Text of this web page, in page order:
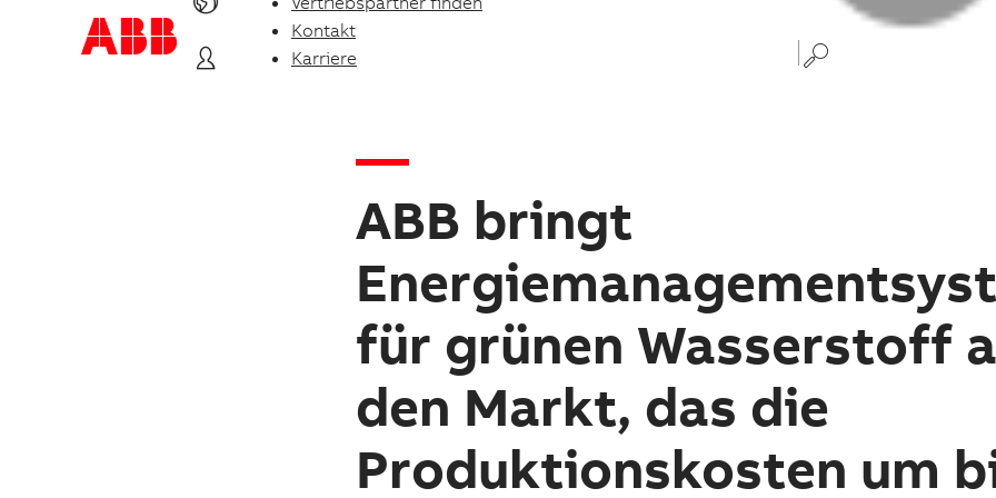
Kontakt
Karriere
ABB bringt
für grünen Wasserstoff
den Markt, das die
Produktionskosten um